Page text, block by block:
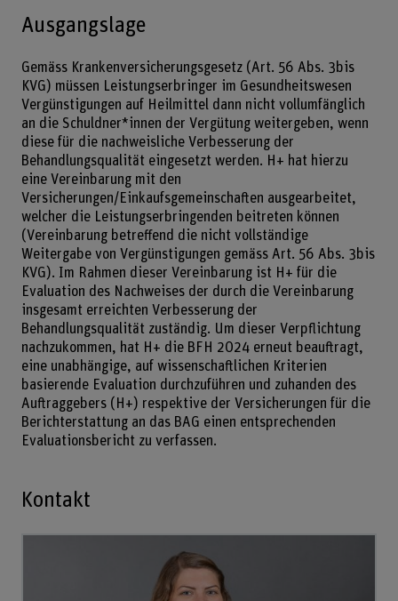
Ausgangslage
Gemäss Krankenversicherungsgesetz (Art. 56 Abs. 3bis
KVG) müssen Leistungserbringer im Gesundheitswesen
Vergünstigungen auf Heilmittel dann nicht vollumfänglich
an die Schuldner*innen der Vergütung weitergeben, wenn
diese für die nachweisliche Verbesserung der
Behandlungsqualität eingesetzt werden. H+ hat hierzu
eine Vereinbarung mit den
Versicherungen/Einkaufsgemeinschaften ausgearbeitet,
welcher die Leistungserbringenden beitreten können
(Vereinbarung betreffend die nicht vollständige
Weitergabe von Vergünstigungen gemäss Art. 56 Abs. 3bis
KVG). Im Rahmen dieser Vereinbarung ist H+ für die
Evaluation des Nachweises der durch die Vereinbarung
insgesamt erreichten Verbesserung der
Behandlungsqualität zuständig. Um dieser Verpflichtung
nachzukommen, hat H+ die BFH 2024 erneut beauftragt,
eine unabhängige, auf wissenschaftlichen Kriterien
basierende Evaluation durchzuführen und zuhanden des
Auftraggebers (H+) respektive der Versicherungen für die
Berichterstattung an das BAG einen entsprechenden
Evaluationsbericht zu verfassen.
Kontakt